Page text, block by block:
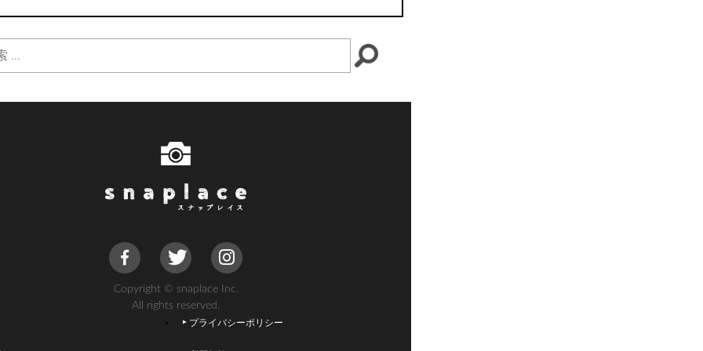
Copyright © snaplace Inc.
All rights reserved.
プライバシーポリシー